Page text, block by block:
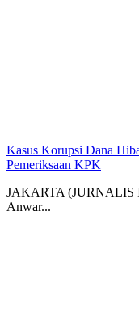
Kasus Korupsi Dana
Pemeriksaan KPK
JAKARTA (JURNALIS
Anwar...